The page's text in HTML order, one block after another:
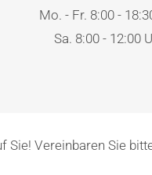
Mo. - Fr. 8:00 -
Sa. 8:00 - 12:00
Sie! Vereinbaren Sie